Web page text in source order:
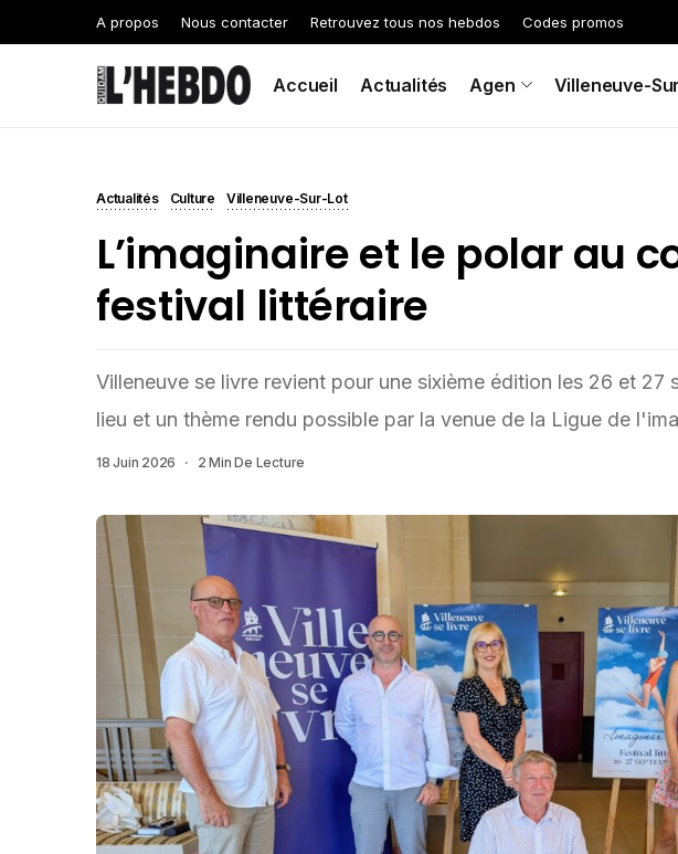
A propos Nous contacter Retrouvez tous nos hebdos Codes promos
Accueil Actualités Agen Villeneuve-
Actualités Culture Villeneuve-Sur-Lot
L’imaginaire et le polar au
festival littéraire
Villeneuve se livre revient pour une sixième édition les 26 et 27
lieu et un thème rendu possible par la venue de la Ligue de
18 Juin 2026 2 Min De Lecture